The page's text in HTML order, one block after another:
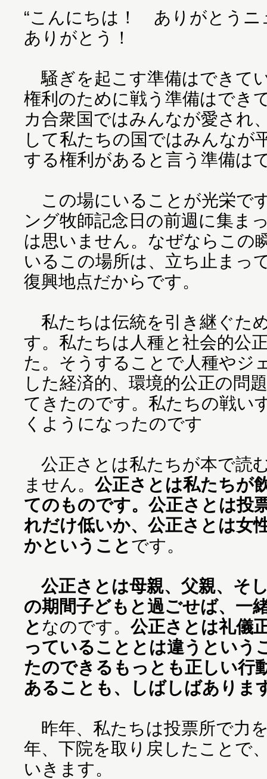
“こんにちは！ ありがとう
ありがとう！
騒ぎを起こす準備はできて
権利のために戦う準備はで
カ合衆国ではみんなが愛され
して私たちの国ではみんなが
する権利があると言う準備は
この場にいることが光栄で
ング牧師記念日の前週に集ま
は思いません。なぜならこの
いるこの場所は、立ち止まっ
復興地点だからです。
私たちは伝統を引き継ぐた
す。私たちは人種と社会的公
た。そうすることで人種やジ
した経済的、環境的公正の問
てきたのです。私たちの戦い
くようになったのです
公正さとは私たちが本で読
ません。 公正さとは私たちが
てのものです。公正さとは投
れだけ低いか、公正さとは女
かということです。
公正さとは母親、父親、そ
の期間子どもと過ごせば、一
となのです。 公正さとは礼儀
っていることとは違うという
たのできるもっとも正しい行
あることも、しばしばありま
昨年、私たちは投票所で力
年、下院を取り戻したことで
いきます。